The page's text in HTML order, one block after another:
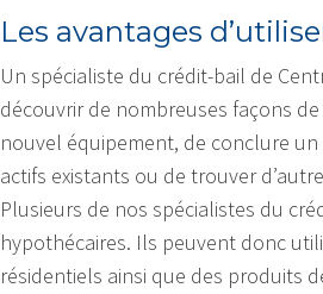
Les avantages
Un spécialiste du crédit-bail de
découvrir de nombreuses façons
nouvel équipement, de conclure
actifs existants ou de trouver
Plusieurs de nos spécialistes du
hypothécaires. Ils peuvent donc
résidentiels ainsi que des produits